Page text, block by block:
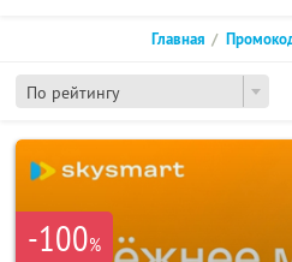
По рейтингу
Главная
-100%